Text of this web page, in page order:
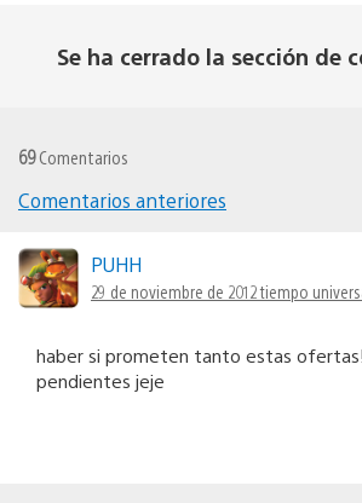
Se ha cerrado la sección de
69Comentarios
de
comentarios
Comentarios anteriores
PUHH
29 de noviembre de 2012 tiempo
haber si prometen tanto estas
pendientes jeje